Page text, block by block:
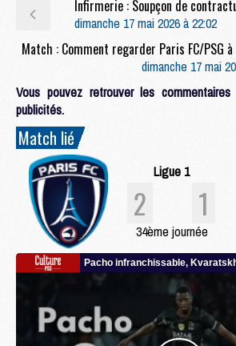
Infirmerie : Soupçon de
dimanche 17 mai 2026 à 22:02
Match : Comment regarder Paris FC/PSG
dimanche 17 mai
Vous pouvez retrouver les
publicités.
Match lié
Ligue 1
2 1
34ème journée